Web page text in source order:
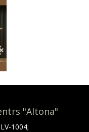
"Altona"
1004;